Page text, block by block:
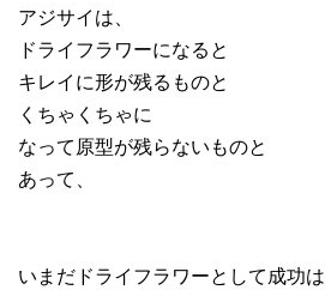
アジサイは、
ドライフラワーになると
キレイに形が残るものと
くちゃくちゃに
なって原型が残らないものと
あって、
いまだドライフラワーとして成功は